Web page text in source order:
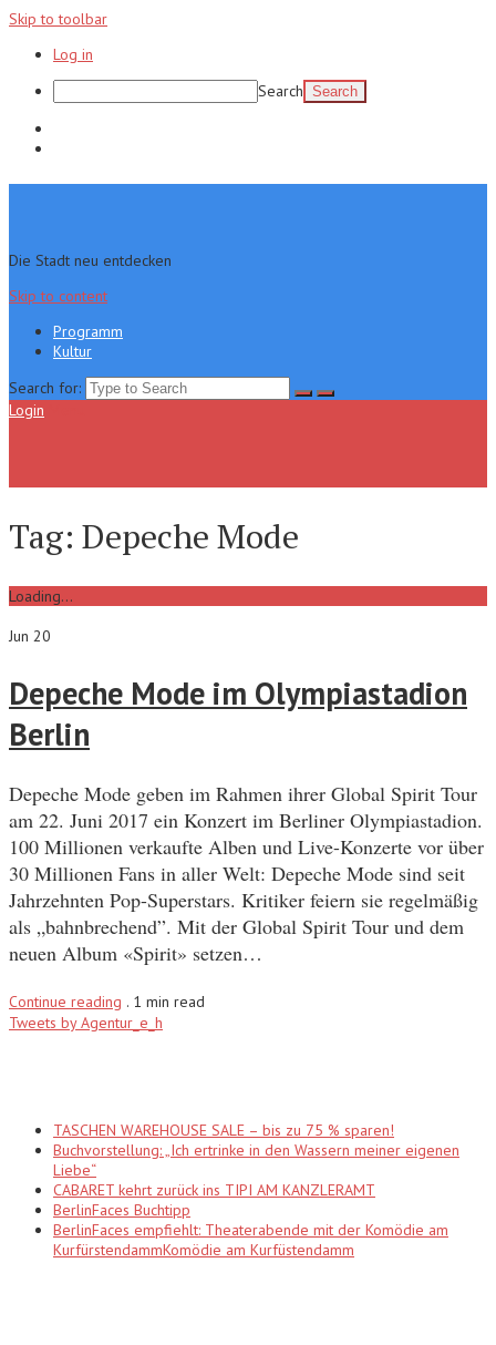
Skip to toolbar
Log in
Search
Die Stadt neu entdecken
Skip to content
Programm
Kultur
Search for:
Login
Tag: Depeche Mode
Loading...
Jun 20
Depeche Mode im Olympiastadion
Berlin
Depeche Mode geben im Rahmen ihrer Global Spirit Tour
am 22. Juni 2017 ein Konzert im Berliner Olympiastadion.
100 Millionen verkaufte Alben und Live-Konzerte vor über
30 Millionen Fans in aller Welt: Depeche Mode sind seit
Jahrzehnten Pop-Superstars. Kritiker feiern sie regelmäßig
als „bahnbrechend”. Mit der Global Spirit Tour und dem
neuen Album «Spirit» setzen…
Continue reading . 1 min read
Tweets by Agentur_e_h
TASCHEN WAREHOUSE SALE – bis zu 75 % sparen!
Buchvorstellung: „Ich ertrinke in den Wassern meiner eigenen
Liebe“
CABARET kehrt zurück ins TIPI AM KANZLERAMT
BerlinFaces Buchtipp
BerlinFaces empfiehlt: Theaterabende mit der Komödie am
KurfürstendammKomödie am Kurfüstendamm